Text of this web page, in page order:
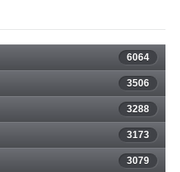
6064
3506
3288
3173
3079